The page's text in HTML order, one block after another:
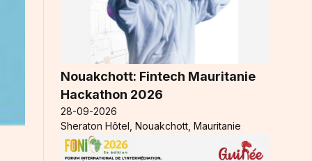
Nouakchott: Fintech Mauritanie
Hackathon 2026
28-09-2026
Sheraton Hôtel, Nouakchott, Mauritanie